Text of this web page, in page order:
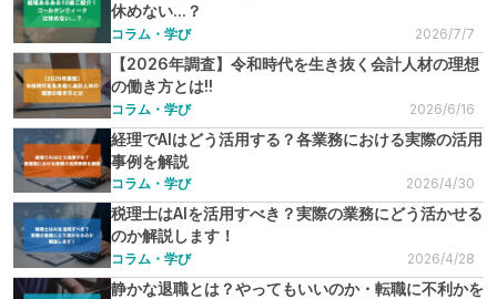
休めない...？
コラム・学び 2026/7/7
【2026年調査】令和時代を生き抜く会計人材の理想
の働き方とは!!
コラム・学び 2026/6/16
経理でAIはどう活用する？各業務における実際の活用
事例を解説
コラム・学び 2026/4/30
税理士はAIを活用すべき？実際の業務にどう活かせる
のか解説します！
コラム・学び 2026/4/28
静かな退職とは？やってもいいのか・転職に不利かを